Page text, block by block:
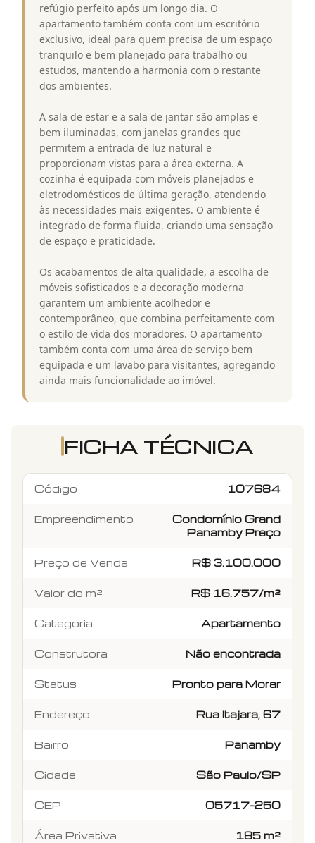
refúgio perfeito após um longo dia. O
apartamento também conta com um escritório
exclusivo, ideal para quem precisa de um espaço
tranquilo e bem planejado para trabalho ou
estudos, mantendo a harmonia com o restante
dos ambientes.
A sala de estar e a sala de jantar são amplas e
bem iluminadas, com janelas grandes que
permitem a entrada de luz natural e
proporcionam vistas para a área externa. A
cozinha é equipada com móveis planejados e
eletrodomésticos de última geração, atendendo
às necessidades mais exigentes. O ambiente é
integrado de forma fluida, criando uma sensação
de espaço e praticidade.
Os acabamentos de alta qualidade, a escolha de
móveis sofisticados e a decoração moderna
garantem um ambiente acolhedor e
contemporâneo, que combina perfeitamente com
o estilo de vida dos moradores. O apartamento
também conta com uma área de serviço bem
equipada e um lavabo para visitantes, agregando
ainda mais funcionalidade ao imóvel.
FICHA TÉCNICA
Código 107684
Empreendimento
Condomínio Grand
Panamby Preço
Preço de Venda R$ 3.100.000
Valor do m² R$ 16.757/m²
Categoria Apartamento
Construtora Não encontrada
Status Pronto para Morar
Endereço Rua Itajara, 67
Bairro Panamby
Cidade São Paulo/SP
CEP 05717-250
Área Privativa 185 m²